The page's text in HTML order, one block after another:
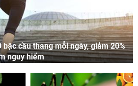
bậc cầu thang mỗi ngày, giảm 20%
nguy hiểm